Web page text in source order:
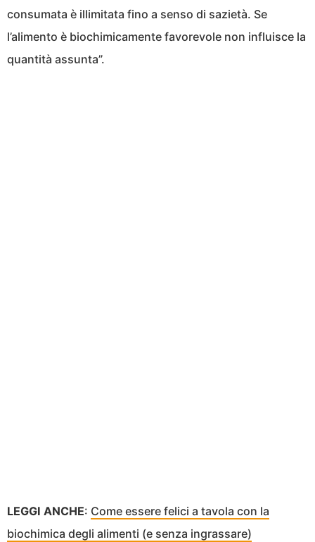
consumata è illimitata fino a senso di sazietà. Se
l’alimento è biochimicamente favorevole non influisce la
quantità assunta”.
LEGGI ANCHE: Come essere felici a tavola con la
biochimica degli alimenti (e senza ingrassare)